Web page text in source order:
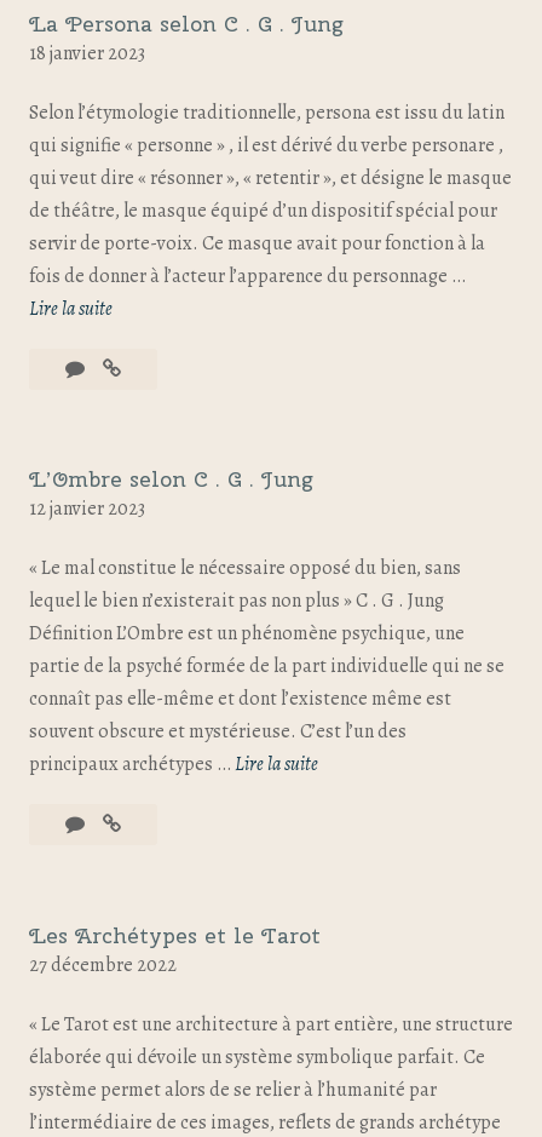
La Persona selon C . G . Jung
18 janvier 2023
Selon l’étymologie traditionnelle, persona est issu du latin
qui signifie « personne » , il est dérivé du verbe personare ,
qui veut dire « résonner », « retentir », et désigne le masque
de théâtre, le masque équipé d’un dispositif spécial pour
servir de porte-voix. Ce masque avait pour fonction à la
fois de donner à l’acteur l’apparence du personnage …
Lire la suite
L’Ombre selon C . G . Jung
12 janvier 2023
« Le mal constitue le nécessaire opposé du bien, sans
lequel le bien n’existerait pas non plus » C . G . Jung
Définition L’Ombre est un phénomène psychique, une
partie de la psyché formée de la part individuelle qui ne se
connaît pas elle-même et dont l’existence même est
souvent obscure et mystérieuse. C’est l’un des
principaux archétypes …Lire la suite
Les Archétypes et le Tarot
27 décembre 2022
« Le Tarot est une architecture à part entière, une structure
élaborée qui dévoile un système symbolique parfait. Ce
système permet alors de se relier à l’humanité par
l’intermédiaire de ces images, reflets de grands archétype